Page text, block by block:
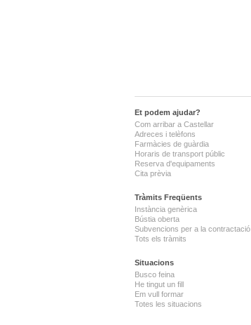
Et podem ajudar?
Com arribar a Castellar
Adreces i telèfons
Farmàcies de guàrdia
Horaris de transport públic
Reserva d'equipaments
Cita prèvia
Tràmits Freqüents
Instància genèrica
Bústia oberta
Subvencions per a la contractació
Tots els tràmits
Situacions
Busco feina
He tingut un fill
Em vull formar
Totes les situacions